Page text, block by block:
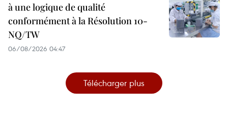
à une logique de qualité
conformément à la Résolution 10-
NQ/TW
06/08/2026 04:47
Télécharger plus